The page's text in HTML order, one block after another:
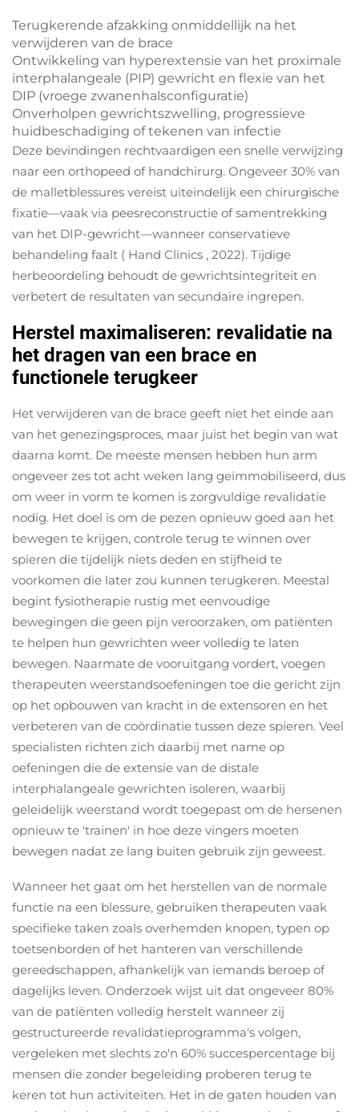
Terugkerende afzakking onmiddellijk na het
verwijderen van de brace
Ontwikkeling van hyperextensie van het proximale
interphalangeale (PIP) gewricht en flexie van het
DIP (vroege zwanenhalsconfiguratie)
Onverholpen gewrichtszwelling, progressieve
huidbeschadiging of tekenen van infectie
Deze bevindingen rechtvaardigen een snelle verwijzing
naar een orthopeed of handchirurg. Ongeveer 30% van
de malletblessures vereist uiteindelijk een chirurgische
fixatie—vaak via peesreconstructie of samentrekking
van het DIP-gewricht—wanneer conservatieve
behandeling faalt ( Hand Clinics , 2022). Tijdige
herbeoordeling behoudt de gewrichtsintegriteit en
verbetert de resultaten van secundaire ingrepen.
Herstel maximaliseren: revalidatie na
het dragen van een brace en
functionele terugkeer
Het verwijderen van de brace geeft niet het einde aan
van het genezingsproces, maar juist het begin van wat
daarna komt. De meeste mensen hebben hun arm
ongeveer zes tot acht weken lang geïmmobiliseerd, dus
om weer in vorm te komen is zorgvuldige revalidatie
nodig. Het doel is om de pezen opnieuw goed aan het
bewegen te krijgen, controle terug te winnen over
spieren die tijdelijk niets deden en stijfheid te
voorkomen die later zou kunnen terugkeren. Meestal
begint fysiotherapie rustig met eenvoudige
bewegingen die geen pijn veroorzaken, om patiënten
te helpen hun gewrichten weer volledig te laten
bewegen. Naarmate de vooruitgang vordert, voegen
therapeuten weerstandsoefeningen toe die gericht zijn
op het opbouwen van kracht in de extensoren en het
verbeteren van de coördinatie tussen deze spieren. Veel
specialisten richten zich daarbij met name op
oefeningen die de extensie van de distale
interphalangeale gewrichten isoleren, waarbij
geleidelijk weerstand wordt toegepast om de hersenen
opnieuw te 'trainen' in hoe deze vingers moeten
bewegen nadat ze lang buiten gebruik zijn geweest.
Wanneer het gaat om het herstellen van de normale
functie na een blessure, gebruiken therapeuten vaak
specifieke taken zoals overhemden knopen, typen op
toetsenborden of het hanteren van verschillende
gereedschappen, afhankelijk van iemands beroep of
dagelijks leven. Onderzoek wijst uit dat ongeveer 80%
van de patiënten volledig herstelt wanneer zij
gestructureerde revalidatieprogramma's volgen,
vergeleken met slechts zo'n 60% succespercentage bij
mensen die zonder begeleiding proberen terug te
keren tot hun activiteiten. Het in de gaten houden van